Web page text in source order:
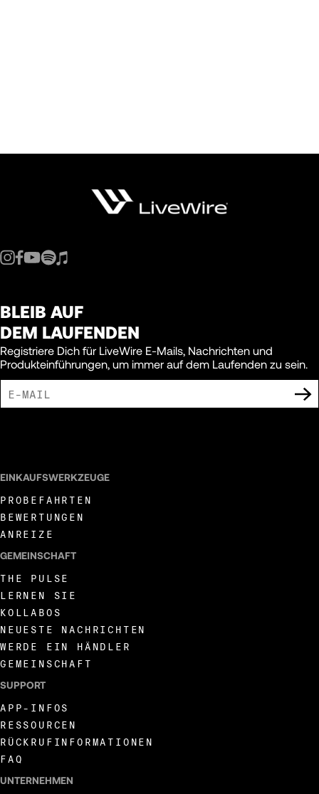
BLEIB AUF
DEM LAUFENDEN
Registriere Dich für LiveWire E-Mails, Nachrichten und
Produkteinführungen, um immer auf dem Laufenden zu sein.
EINKAUFSWERKZEUGE
PROBEFAHRTEN
BEWERTUNGEN
ANREIZE
GEMEINSCHAFT
THE PULSE
LERNEN SIE
KOLLABOS
NEUESTE NACHRICHTEN
WERDE EIN HÄNDLER
GEMEINSCHAFT
SUPPORT
APP-INFOS
RESSOURCEN
RÜCKRUFINFORMATIONEN
FAQ
UNTERNEHMEN